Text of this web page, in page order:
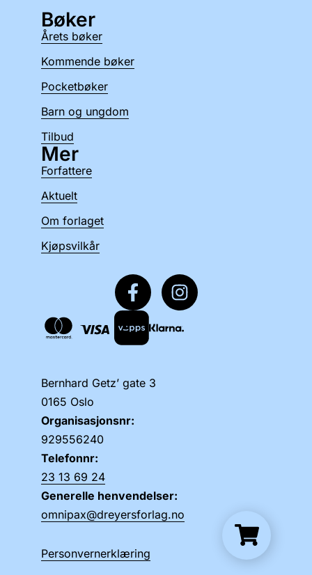
Bernhard Getz’ gate 3
0165 Oslo
Organisasjonsnr:
929556240
Telefonnr:
23 13 69 24
Generelle henvendelser:
omnipax@dreyersforlag.no
Personvernerklæring
Bøker
Årets bøker
Kommende bøker
Pocketbøker
Barn og ungdom
Tilbud
Mer
Forfattere
Aktuelt
Om forlaget
Kjøpsvilkår